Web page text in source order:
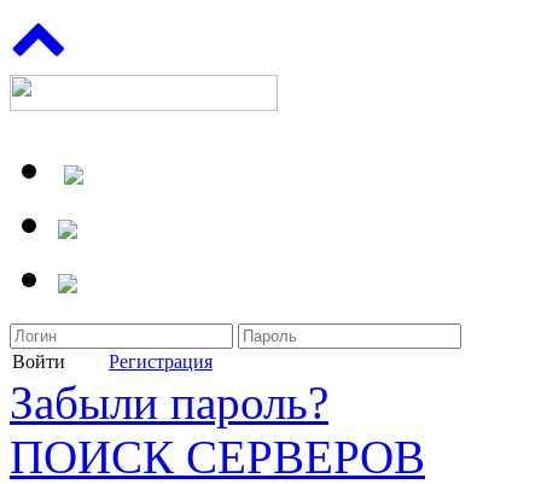
Войти Регистрация
Забыли пароль?
ПОИСК СЕРВЕРОВ